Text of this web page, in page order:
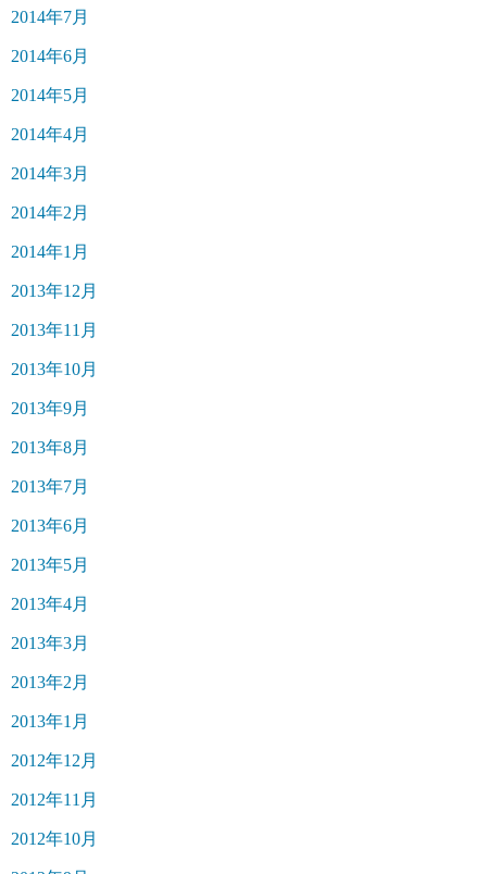
2014年7月
2014年6月
2014年5月
2014年4月
2014年3月
2014年2月
2014年1月
2013年12月
2013年11月
2013年10月
2013年9月
2013年8月
2013年7月
2013年6月
2013年5月
2013年4月
2013年3月
2013年2月
2013年1月
2012年12月
2012年11月
2012年10月